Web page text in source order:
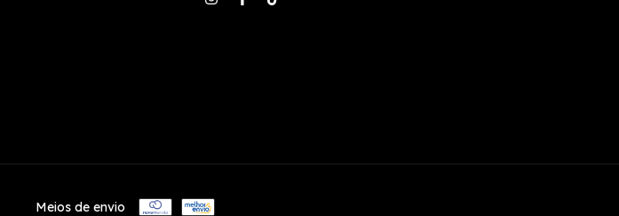
Meios de envio